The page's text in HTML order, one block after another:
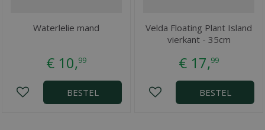
Waterlelie mand
€ 10,99
BESTEL
Velda Floating Plant Island
vierkant - 35cm
€ 17,99
BESTEL